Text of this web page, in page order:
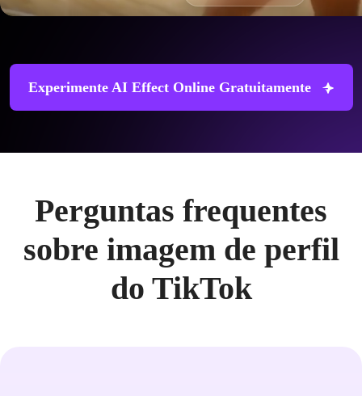
Experimente AI Effect Online Gratuitamente
Perguntas frequentes
sobre imagem de perfil
do TikTok